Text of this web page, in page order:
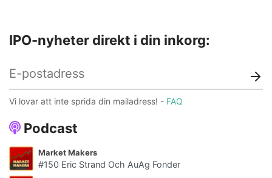
Podcast
Market Makers
#150 Eric Strand Och AuAg Fonder
IPO-nyheter direkt i din inkorg:
Vi lovar att inte sprida din mailadress! - FAQ